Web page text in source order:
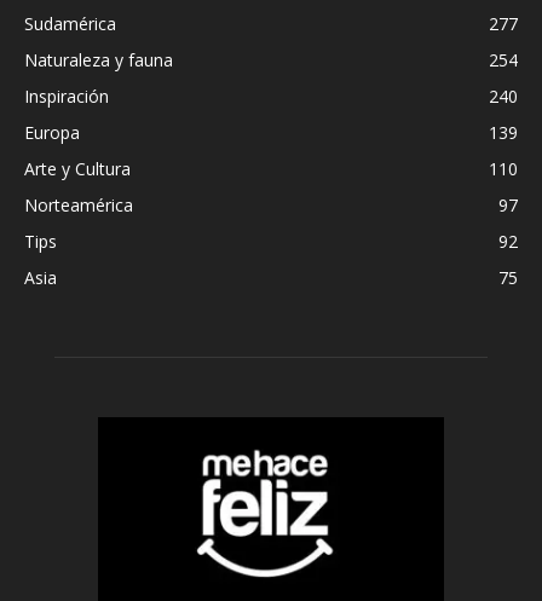
Sudamérica
277
Naturaleza y fauna
254
Inspiración
240
Europa
139
Arte y Cultura
110
Norteamérica
97
Tips
92
Asia
75